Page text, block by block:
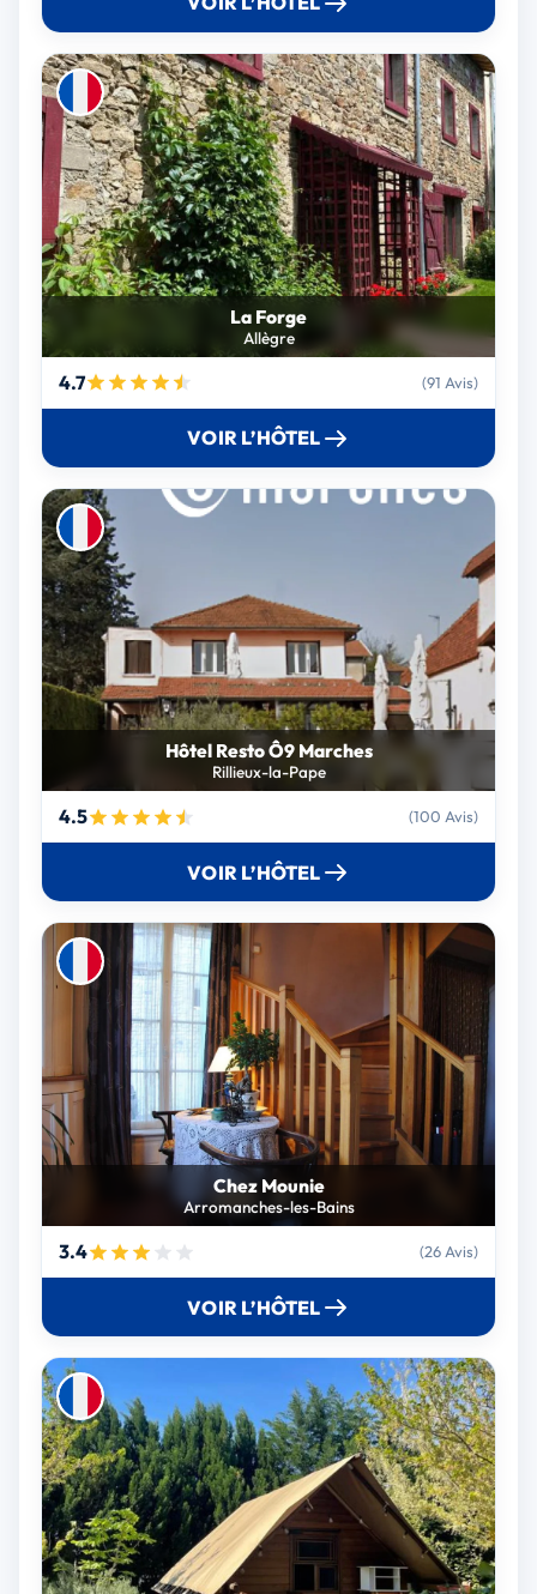
La Forge
Allègre
4.7 (91 Avis)
VOIR L’HÔTEL
Hôtel Resto Ô9 Marches
Rillieux-la-Pape
4.5 (100 Avis)
VOIR L’HÔTEL
Chez Mounie
Arromanches-les-Bains
3.4 (26 Avis)
VOIR L’HÔTEL